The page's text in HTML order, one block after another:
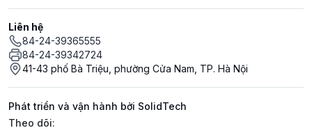
Liên hệ
84-24-39365555
84-24-39342724
41-43 phố Bà Triệu, phường Cửa Nam, TP. Hà Nội
Phát triển và vận hành bởi SolidTech
Mạng xã hội
Theo dõi: